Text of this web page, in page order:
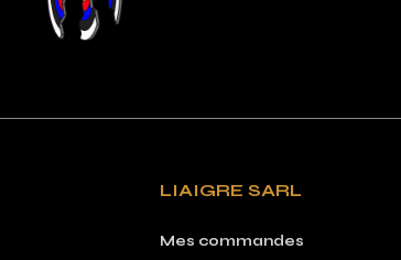
LIAIGRE SARL
Mes commandes